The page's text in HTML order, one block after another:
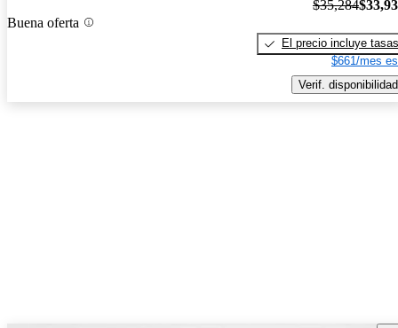
Buena oferta
$35,284
El precio incluye tasas
$661/mes
Verif. disponibilidad